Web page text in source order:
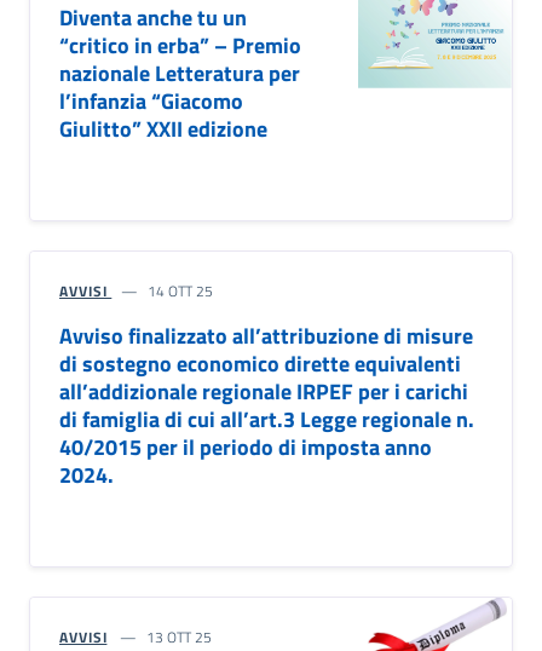
Diventa anche tu un
“critico in erba” – Premio
nazionale Letteratura per
l’infanzia “Giacomo
Giulitto” XXII edizione
AVVISI 14 OTT 25
Avviso finalizzato all’attribuzione di misure
di sostegno economico dirette equivalenti
all’addizionale regionale IRPEF per i carichi
di famiglia di cui all’art.3 Legge regionale n.
40/2015 per il periodo di imposta anno
2024.
AVVISI 13 OTT 25